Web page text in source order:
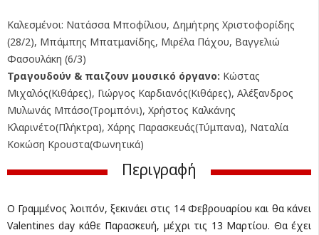
Καλεσμένοι: Νατάσσα Μποφίλιου, Δημήτρης Χριστοφορίδης
(28/2), Μπάμπης Μπατμανίδης, Μιρέλα Πάχου, Βαγγελιώ
Φασουλάκη (6/3)
Τραγουδούν & παιζουν μουσικό όργανο: Κώστας
Μιχαλός(Κιθάρες), Γιώργος Καρδιανός(Κιθάρες), Αλέξανδρος
Μυλωνάς Μπάσο(Τρομπόνι), Χρήστος Καλκάνης
Κλαρινέτο(Πλήκτρα), Χάρης Παρασκευάς(Τύμπανα), Ναταλία
Κοκώση Κρουστα(Φωνητικά)
Περιγραφή
Ο Γραμμένος λοιπόν, ξεκινάει στις 14 Φεβρουαρίου και θα κάνει
Valentines day κάθε Παρασκευή, μέχρι τις 13 Μαρτίου. Θα έχει